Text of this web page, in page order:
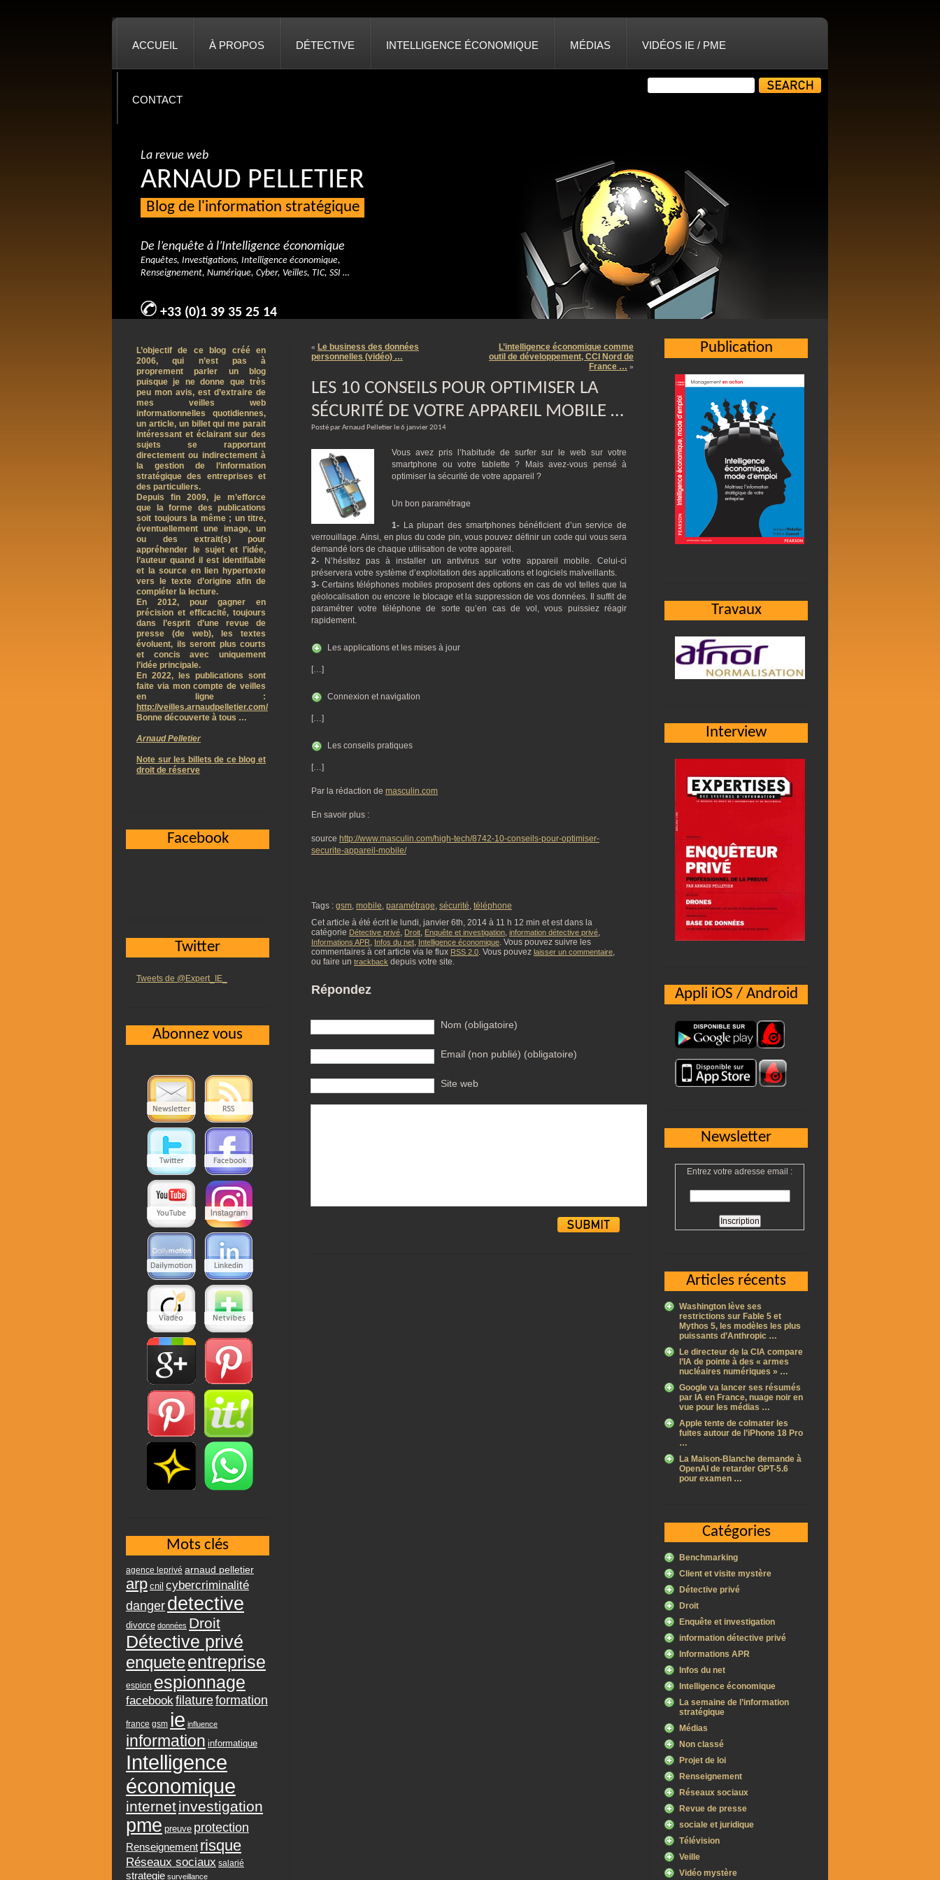
ACCUEIL À PROPOS DÉTECTIVE INTELLIGENCE ÉCONOMIQUE MÉDIAS VIDÉOS IE / PME
CONTACT
La revue web
ARNAUD PELLETIER
Blog de l'information stratégique
De l’enquête à l’Intelligence économique
Enquêtes, Investigations, Intelligence économique,
Renseignement, Numérique, Cyber, Veilles, TIC, SSI …
+33 (0)1 39 35 25 14
« Le business des données
personnelles (vidéo) …
L’intelligence économique comme
outil de développement, CCI Nord de
France … »
LES 10 CONSEILS POUR OPTIMISER LA
SÉCURITÉ DE VOTRE APPAREIL MOBILE …
Posté par Arnaud Pelletier le 6 janvier 2014
Vous avez pris l’habitude de surfer sur le web sur votre
smartphone ou votre tablette ? Mais avez-vous pensé à
optimiser la sécurité de votre appareil ?
Un bon paramétrage
1- La plupart des smartphones bénéficient d’un service de
verrouillage. Ainsi, en plus du code pin, vous pouvez définir un code qui vous sera
demandé lors de chaque utilisation de votre appareil.
2- N’hésitez pas à installer un antivirus sur votre appareil mobile. Celui-ci
préservera votre système d’exploitation des applications et logiciels malveillants.
3- Certains téléphones mobiles proposent des options en cas de vol telles que la
géolocalisation ou encore le blocage et la suppression de vos données. Il suffit de
paramétrer votre téléphone de sorte qu’en cas de vol, vous puissiez réagir
rapidement.
Les applications et les mises à jour
[…]
Connexion et navigation
[…]
Les conseils pratiques
[…]
Par la rédaction de masculin.com
En savoir plus :
source http://www.masculin.com/high-tech/8742-10-conseils-pour-optimiser-
securite-appareil-mobile/
Tags : gsm, mobile, paramétrage, sécurité, téléphone
Cet article à été écrit le lundi, janvier 6th, 2014 à 11 h 12 min et est dans la
catégorie Détective privé, Droit, Enquête et investigation, information détective privé,
Informations APR, Infos du net, Intelligence économique. Vous pouvez suivre les
commentaires à cet article via le flux RSS 2.0. Vous pouvez laisser un commentaire,
ou faire un trackback depuis votre site.
Répondez
Nom (obligatoire)
Email (non publié) (obligatoire)
Site web
Publication
Travaux
Interview
Appli iOS / Android
Newsletter
Entrez votre adresse email :
Articles récents
Washington lève ses
restrictions sur Fable 5 et
Mythos 5, les modèles les plus
puissants d’Anthropic …
Le directeur de la CIA compare
l’IA de pointe à des « armes
nucléaires numériques » …
Google va lancer ses résumés
par IA en France, nuage noir en
vue pour les médias …
Apple tente de colmater les
fuites autour de l’iPhone 18 Pro
…
La Maison-Blanche demande à
OpenAI de retarder GPT-5.6
pour examen …
Catégories
Benchmarking
Client et visite mystère
Détective privé
Droit
Enquête et investigation
information détective privé
Informations APR
Infos du net
Intelligence économique
La semaine de l’information
stratégique
Médias
Non classé
Projet de loi
Renseignement
Réseaux sociaux
Revue de presse
sociale et juridique
Télévision
Veille
Vidéo mystère
L’objectif de ce blog créé en
2006, qui n’est pas à
proprement parler un blog
puisque je ne donne que très
peu mon avis, est d’extraire de
mes veilles web
informationnelles quotidiennes,
un article, un billet qui me parait
intéressant et éclairant sur des
sujets se rapportant
directement ou indirectement à
la gestion de l’information
stratégique des entreprises et
des particuliers.
Depuis fin 2009, je m’efforce
que la forme des publications
soit toujours la même ; un titre,
éventuellement une image, un
ou des extrait(s) pour
appréhender le sujet et l’idée,
l’auteur quand il est identifiable
et la source en lien hypertexte
vers le texte d’origine afin de
compléter la lecture.
En 2012, pour gagner en
précision et efficacité, toujours
dans l’esprit d’une revue de
presse (de web), les textes
évoluent, ils seront plus courts
et concis avec uniquement
l’idée principale.
En 2022, les publications sont
faite via mon compte de veilles
en ligne :
http://veilles.arnaudpelletier.com/
Bonne découverte à tous …
Arnaud Pelletier
Note sur les billets de ce blog et
droit de réserve
Facebook
Twitter
Tweets de @Expert_IE_
Abonnez vous
Mots clés
agence leprivé arnaud pelletier
arp cnil cybercriminalité
danger detective
divorce données Droit
Détective privé
enqueteentreprise
espion espionnage
facebookfilatureformation
france gsm ie influence
information informatique
Intelligence
économique
internetinvestigation
pme preuve protection
Renseignement risque
Réseaux sociaux salarié
strategie surveillance